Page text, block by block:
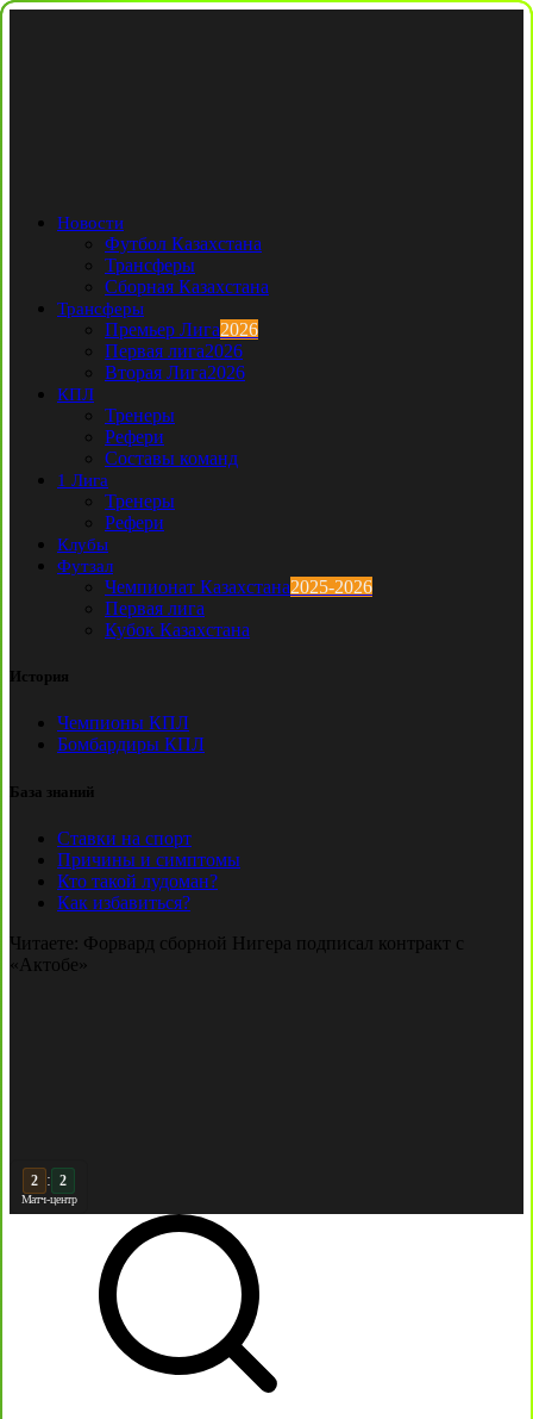
Новости
Футбол Казахстана
Трансферы
Сборная Казахстана
Трансферы
Премьер Лига2026
Первая лига2026
Вторая Лига2026
КПЛ
Тренеры
Рефери
Составы команд
1 Лига
Тренеры
Рефери
Клубы
Футзал
Чемпионат Казахстана2025-2026
Первая лига
Кубок Казахстана
История
Чемпионы КПЛ
Бомбардиры КПЛ
База знаний
Ставки на спорт
Причины и симптомы
Кто такой лудоман?
Как избавиться?
Читаете: Форвард сборной Нигера подписал контракт с
«Актобе»
3 : 2
Матч-центр